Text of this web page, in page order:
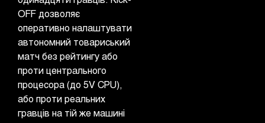
OFF дозволяє
оперативно налаштувати
автономний товариський
матч без рейтингу або
проти центрального
процесора (до 5V CPU),
або проти реальних
гравців на тій же машині